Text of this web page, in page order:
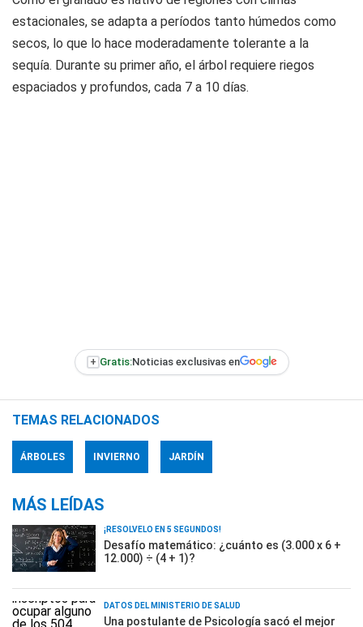
estacionales, se adapta a períodos tanto húmedos como
secos, lo que lo hace moderadamente tolerante a la
sequía. Durante su primer año, el árbol requiere riegos
espaciados y profundos, cada 7 a 10 días.
+ Gratis:Noticias exclusivas en
TEMAS RELACIONADOS
ÁRBOLES INVIERNO JARDÍN
MÁS LEÍDAS
¡RESOLVELO EN 5 SEGUNDOS!
Desafío matemático: ¿cuánto es (3.000 x 6 +
12.000) ÷ (4 + 1)?
DATOS DEL MINISTERIO DE SALUD
Una postulante de Psicología sacó el mejor